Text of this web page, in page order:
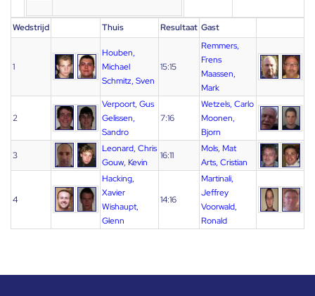
Wedstrijd Thuis Resultaat Gast
1
Houben,
Michael
Schmitz, Sven
15:15
Remmers,
Frens
Maassen,
Mark
2
Verpoort, Gus
Gelissen,
Sandro
7:16
Wetzels, Carlo
Moonen,
Bjorn
3
Leonard, Chris
Gouw, Kevin
16:11
Mols, Mat
Arts, Cristian
4
Hacking,
Xavier
Wishaupt,
Glenn
14:16
Martinali,
Jeffrey
Voorwald,
Ronald